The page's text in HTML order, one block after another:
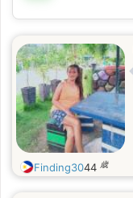
Finding3044 歳